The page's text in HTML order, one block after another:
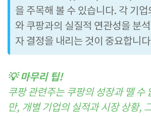
을 주목해 볼 수 있습니다. 각 기업
와 쿠팡과의 실질적 연관성을 분
자 결정을 내리는 것이 중요합니
💡 마무리 팁!
쿠팡 관련주는 쿠팡의 성장과 뗄 수
만, 개별 기업의 실적과 시장 상황,